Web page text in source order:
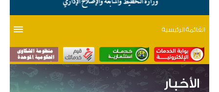
القائمة الرئيسية
الأخبار